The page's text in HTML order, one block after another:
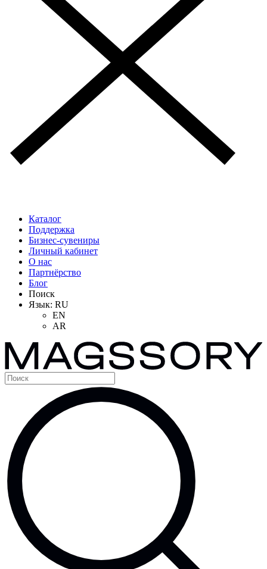
Каталог
Поддержка
Бизнес-сувениры
Личный кабинет
О нас
Партнёрство
Блог
Поиск
Язык: RU
EN
AR